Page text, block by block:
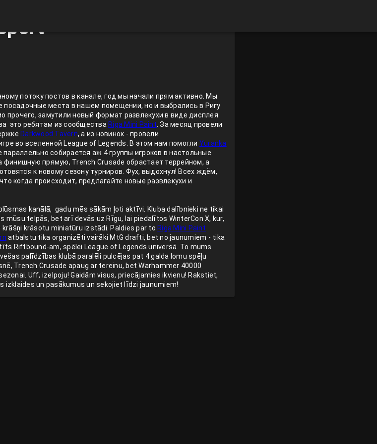
потоку постов в канале, год мы начали прям активно. Мы
посадочные места в нашем помещении, но и выбрались в Ригу
прочего, замутили новый формат развлекухи в виде дисплея
это ребятам из сообщества Riga Mini Paint . За месяц провели
Darkwood Tavern, а из новинок - провели
во вселенной League of Legends. В этом нам помогли Yuranka
параллельно собирается аж 4 группы игроков в настольные
финишную прямую, Trench Crusade обрастает террейном, а
к новому сезону турниров. Фух, выдохнул! Всех ждём,
когда происходит, предлагайте новые развлекухи и
kanālā, gadu mēs sākām ļoti aktīvi. Kluba dalībnieki ne tikai
telpās, bet arī devās uz Rīgu, lai piedalītos WinterCon X, kur,
krāsotu miniatūru izstādi. Paldies par to Riga Mini Paint
atbalstu tika organizēti vairāki MtG drafti, bet no jaunumiem - tika
Riftbound-am, spēlei League of Legends universā. To mums
palīdzības klubā paralēli pulcējas pat 4 galda lomu spēļu
Trench Crusade apaug ar tereinu, bet Warhammer 40000
Uff, izelpoju! Gaidām visus, priecājamies ikvienu! Rakstiet,
izklaides un pasākumus un sekojiet līdzi jaunumiem!